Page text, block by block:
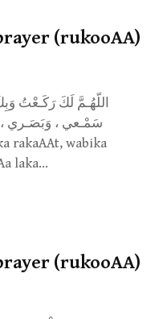
(rukooAA)
اللّهُـمَّ لَكَ رَكَـعْتُ
سَمْـعي ، وَبَصَـري
laka…
(rukooAA)